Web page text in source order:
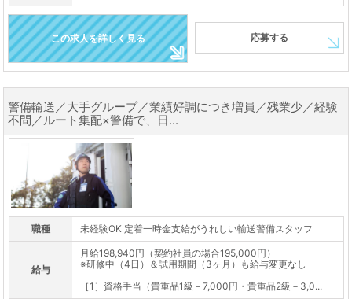
この求人を詳しく見る 応募する
警備輸送／大手グループ／業績好調につき増員／残業少／経験
不問／ルート集配×警備で、日...
職種 未経験OK 定着一時金支給がうれしい輸送警備スタッフ
給与
月給198,940円（契約社員の場合195,000円）
※研修中（4日）＆試用期間（3ヶ月）も給与変更なし
［1］資格手当（貴重品1級－7,000円・貴重品2級－3,0...